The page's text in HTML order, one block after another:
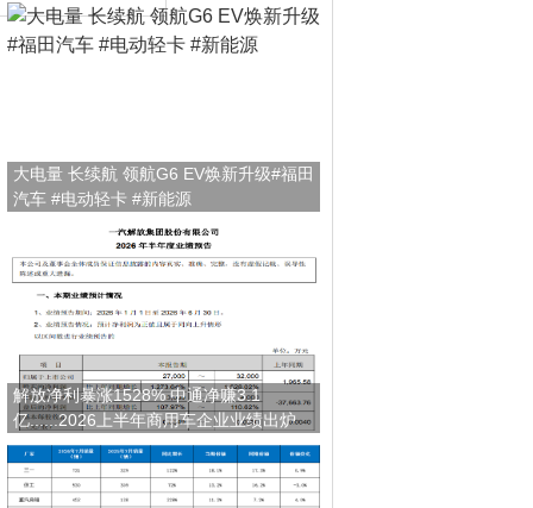
大电量 长续航 领航G6 EV焕新升级#福田
汽车 #电动轻卡 #新能源
解放净利暴涨1528% 中通净赚3.1
亿......2026上半年商用车企业业绩出炉